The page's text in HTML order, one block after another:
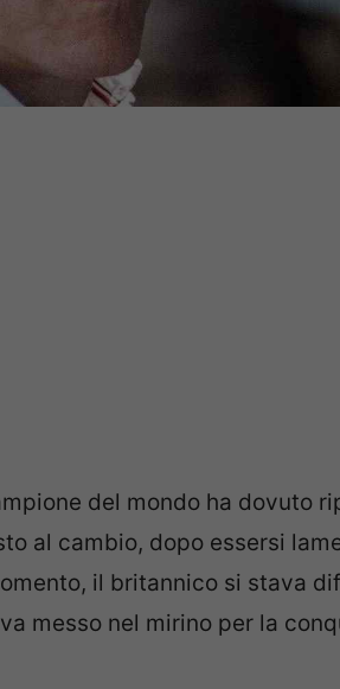
del mondo ha dovuto
al cambio, dopo essersi
il britannico si stava
messo nel mirino per la